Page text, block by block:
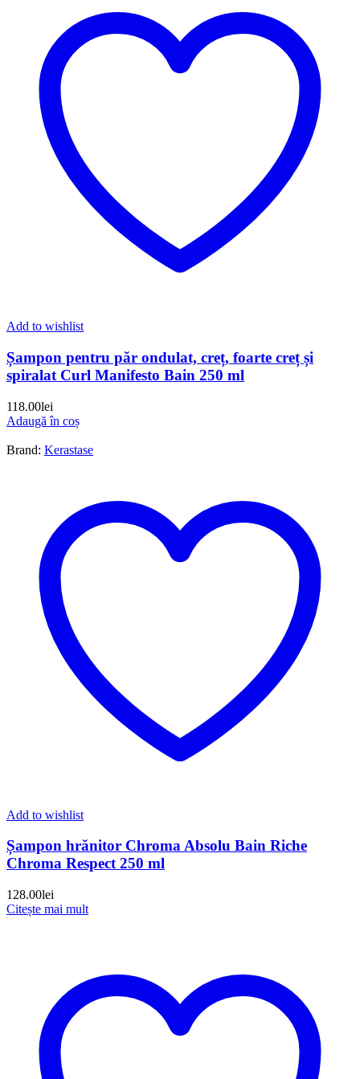
Add to wishlist
Șampon pentru păr ondulat, creț, foarte creț și
spiralat Curl Manifesto Bain 250 ml
118.00lei
Adaugă în coș
Brand: Kerastase
Add to wishlist
Șampon hrănitor Chroma Absolu Bain Riche
Chroma Respect 250 ml
128.00lei
Citește mai mult